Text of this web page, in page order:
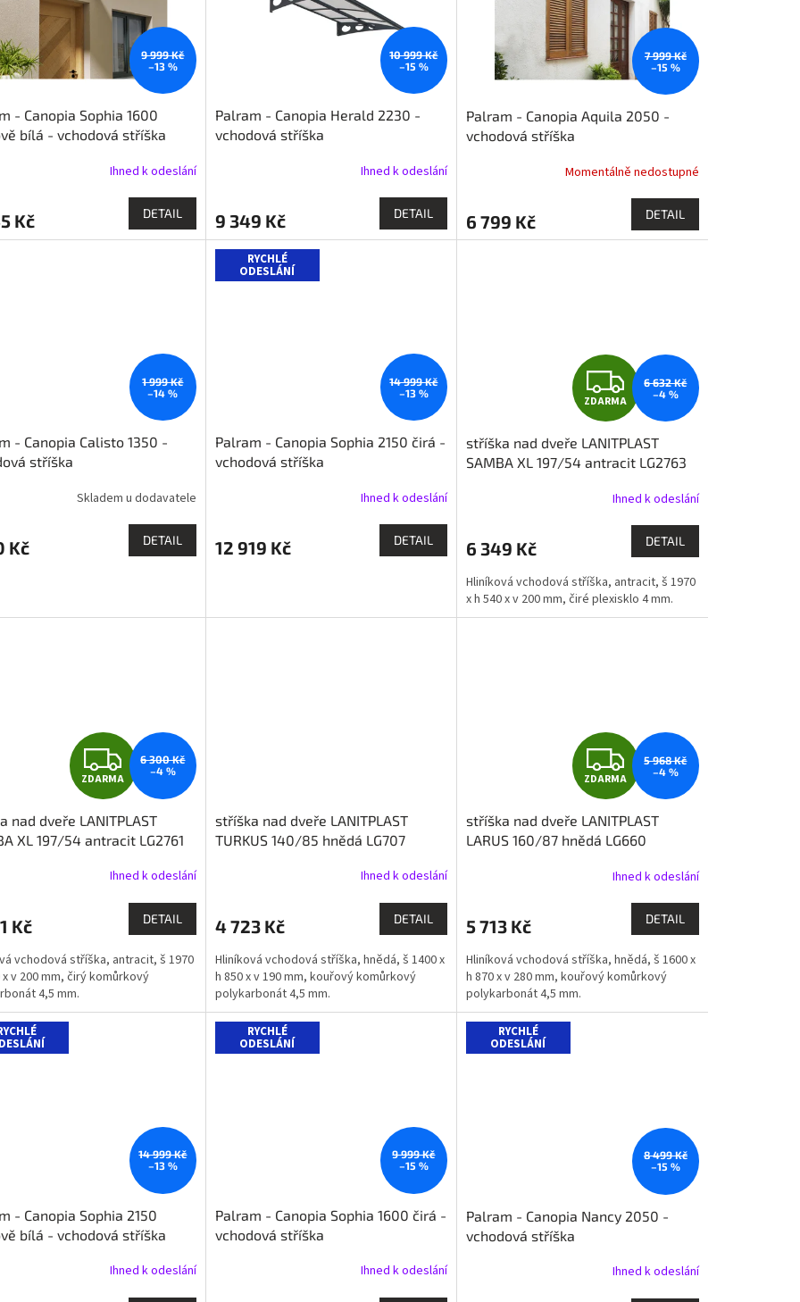
9 999 Kč
–13 %
- Canopia Sophia 1600
bílá - vchodová stříška
Ihned k odeslání
Kč DETAIL
10 999 Kč
–15 %
Palram - Canopia Herald 2230 -
vchodová stříška
Ihned k odeslání
9 349 Kč DETAIL
7 999 Kč
–15 %
Palram - Canopia Aquila 2050 -
vchodová stříška
Momentálně nedostupné
6 799 Kč DETAIL
1 999 Kč
–14 %
- Canopia Calisto 1350 -
stříška
Skladem u dodavatele
Kč DETAIL
RYCHLÉ
ODESLÁNÍ
14 999 Kč
–13 %
Palram - Canopia Sophia 2150 čirá -
vchodová stříška
Ihned k odeslání
12 919 Kč DETAIL
Z
D
A
R
M
A
ZDARMA
6 632 Kč
–4 %
stříška nad dveře LANITPLAST
SAMBA XL 197/54 antracit LG2763
Ihned k odeslání
6 349 Kč DETAIL
Hliníková vchodová stříška, antracit, š 1970
x h 540 x v 200 mm, čiré plexisklo 4 mm.
Z
D
A
R
M
A
ZDARMA
6 300 Kč
–4 %
nad dveře LANITPLAST
XL 197/54 antracit LG2761
Ihned k odeslání
Kč DETAIL
vchodová stříška, antracit, š 1970
x v 200 mm, čirý komůrkový
4,5 mm.
stříška nad dveře LANITPLAST
TURKUS 140/85 hnědá LG707
Ihned k odeslání
4 723 Kč DETAIL
Hliníková vchodová stříška, hnědá, š 1400 x
h 850 x v 190 mm, kouřový komůrkový
polykarbonát 4,5 mm.
Z
D
A
R
M
A
ZDARMA
5 968 Kč
–4 %
stříška nad dveře LANITPLAST
LARUS 160/87 hnědá LG660
Ihned k odeslání
5 713 Kč DETAIL
Hliníková vchodová stříška, hnědá, š 1600 x
h 870 x v 280 mm, kouřový komůrkový
polykarbonát 4,5 mm.
14 999 Kč
–13 %
- Canopia Sophia 2150
bílá - vchodová stříška
Ihned k odeslání
RYCHLÉ
ODESLÁNÍ
9 999 Kč
–15 %
Palram - Canopia Sophia 1600 čirá -
vchodová stříška
Ihned k odeslání
RYCHLÉ
ODESLÁNÍ
8 499 Kč
–15 %
Palram - Canopia Nancy 2050 -
vchodová stříška
Ihned k odeslání